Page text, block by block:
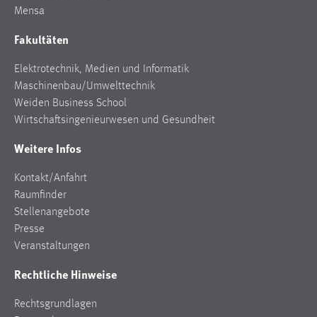
Mensa
Fakultäten
Elektrotechnik, Medien und Informatik
Maschinenbau/Umwelttechnik
Weiden Business School
Wirtschaftsingenieurwesen und Gesundheit
Weitere Infos
Kontakt/Anfahrt
Raumfinder
Stellenangebote
Presse
Veranstaltungen
Rechtliche Hinweise
Rechtsgrundlagen
einloggen zu können.
Cookie Laufzeit:
24 Stunden
STATISTIK
Diese Informationen helfen uns zu verstehen, wie
unsere Besucher unsere Website nutzen.
_pk_ref, _pk_cvar, _pk_id, _pk_ses
Zweck: